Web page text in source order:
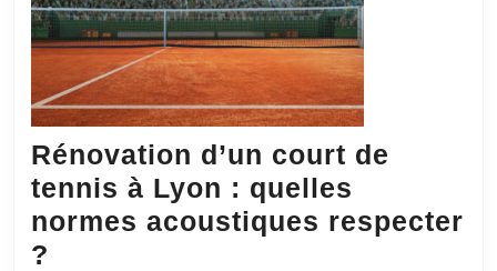
Rénovation d’un court de
tennis à Lyon : quelles
normes acoustiques respecter
?